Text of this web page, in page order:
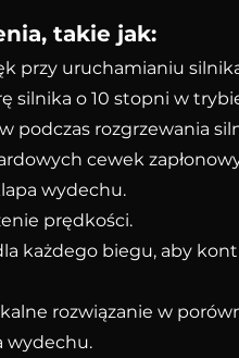
takie jak:
przy uruchamianiu
silnika o 10 stopni w
podczas rozgrzewania
cewek
wydechu.
prędkości.
każdego biegu, aby
rozwiązanie w
wydechu.